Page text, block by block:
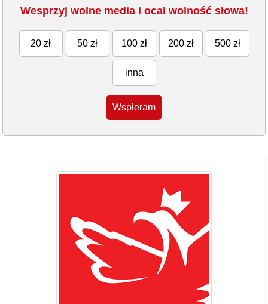
Wesprzyj wolne media i ocal wolność słowa!
20 zł 50 zł 100 zł 200 zł 500 zł
inna
Wspieram